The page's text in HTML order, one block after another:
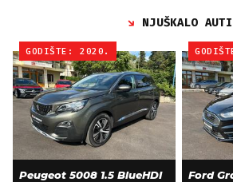
NJUŠKALO AUTI
GODIŠTE: 2020.
Peugeot 5008 1.5 BlueHDI
Ford